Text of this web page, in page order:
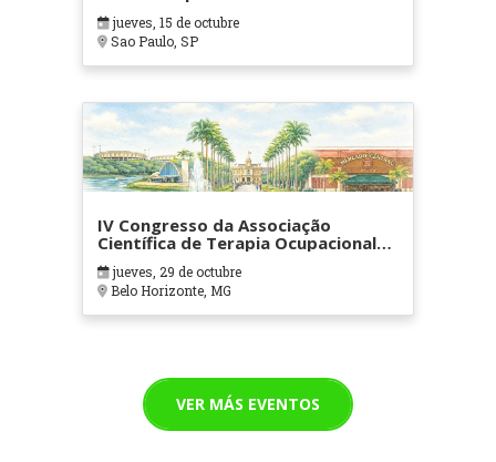
jueves, 15 de octubre
Sao Paulo, SP
IV Congresso da Associação
Científica de Terapia Ocupacional
em Contextos Hospitalares e
Cuidados Paliativos - ATOHOSP
jueves, 29 de octubre
Belo Horizonte, MG
VER MÁS EVENTOS